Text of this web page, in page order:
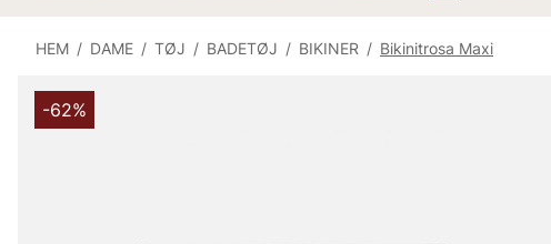
HEM / DAME / TØJ / BADETØJ / BIKINER / Bikinitrosa Maxi
-62%